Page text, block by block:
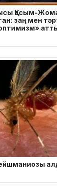
Қасым-
заң мен